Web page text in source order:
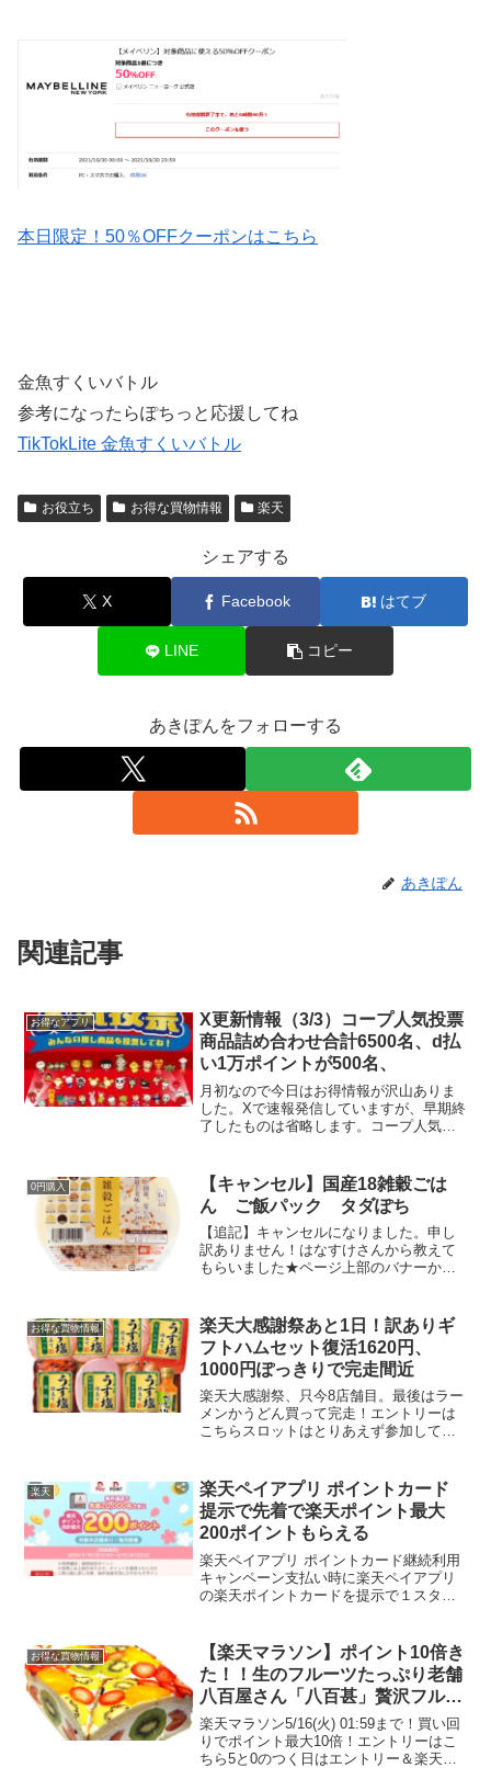
本日限定！50％OFFクーポンはこちら
金魚すくいバトル
参考になったらぽちっと応援してね
TikTokLite 金魚すくいバトル
お役立ち お得な買物情報 楽天
シェアする
X Facebook はてブ
LINE コピー
あきぽんをフォローする
あきぽん
関連記事
お得なアプリ
X更新情報（3/3）コープ人気投票
商品詰め合わせ合計6500名、d払
い1万ポイントが500名、
月初なので今日はお得情報が沢山ありま
した。Xで速報発信していますが、早期終
了したものは省略します。コープ人気投
6,500名にコープ商品詰め合わせなどが当
たる。📌3...
0円購入
【キャンセル】国産18雑穀ごは
ん ご飯パック タダぽち
【追記】キャンセルになりました。申し
訳ありません！はなすけさんから教えて
もらいました★ページ上部のバナーから
品かわからないが買いました(ﾟ∀ﾟ)多分こ
れかと👆アイ...
お得な買物情報
楽天大感謝祭あと1日！訳ありギ
フトハムセット復活1620円、
1000円ぽっきりで完走間近
楽天大感謝祭、只今8店舗目。最後はラー
メンかうどん買って完走！エントリーは
こちらスロットはとりあえず参加してい
月17日1620円（送料無料）316ポイント
還元在庫...
楽天
楽天ペイアプリ ポイントカード
提示で先着で楽天ポイント最大
200ポイントもらえる
楽天ペイアプリ ポイントカード継続利用
キャンペーン支払い時に楽天ペイアプリ
の楽天ポイントカードを提示で１スタン
個で100ポイント（先着２万名）🌸スタン
プ5個で100...
お得な買物情報
【楽天マラソン】ポイント10倍き
た！！生のフルーツたっぷり老舗
八百屋さん「八百甚」贅沢フルー
ツサンド！楽天ランキング１位
楽天マラソン5/16(火) 01:59まで！買い回
りでポイント最大10倍！エントリーはこ
ちら5と0のつく日はエントリー＆楽天カ